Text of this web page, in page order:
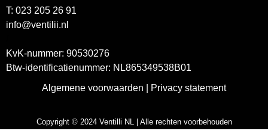
T: 023 205 26 91
info@ventilii.nl
KvK-nummer: 90530276
Btw-identificatienummer: NL865349538B01
Algemene voorwaarden
Privacy statement
Copyright © 2024 Ventilli NL | Alle rechten voorbehouden